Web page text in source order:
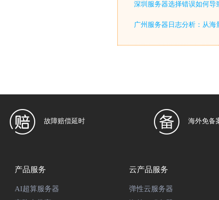
深圳服务器选择错误如何导
广州服务器日志分析：从海
故障赔偿延时 海外免备
产品服务
AI超算服务器
云产品服务
弹性云服务器